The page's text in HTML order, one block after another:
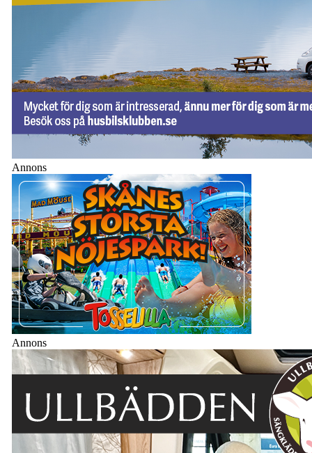
Annons
Annons